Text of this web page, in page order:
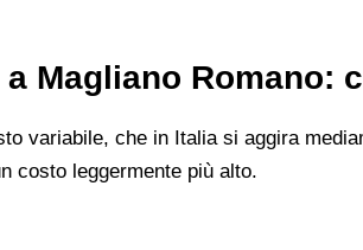
Magliano Romano:
variabile, che in Italia si aggira
costo leggermente più alto.